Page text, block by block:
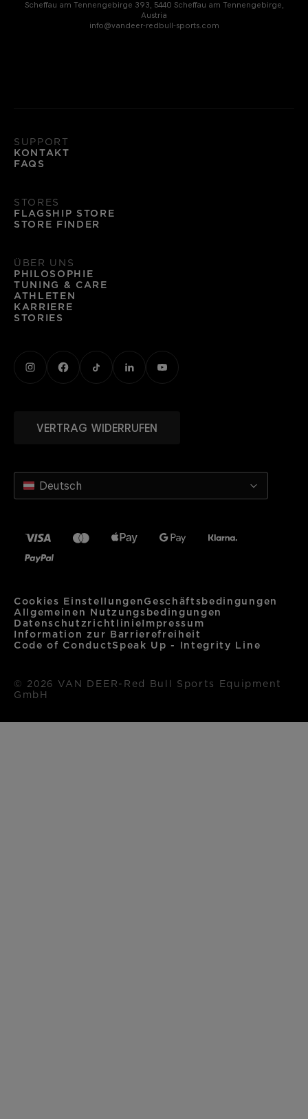
Scheffau am Tennengebirge 393, 5440 Scheffau am Tennengebirge,
Austria
info@vandeer-redbull-sports.com